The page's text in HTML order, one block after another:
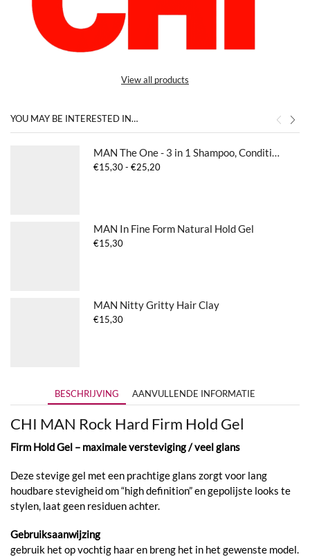
View all products
YOU MAY BE INTERESTED IN…
MAN The One - 3 in 1 Shampoo, Conditioner & Body Wash
€15,30- €25,20Prijsklasse:
MAN In Fine Form Natural Hold Gel
€15,30
MAN Nitty Gritty Hair Clay
€15,30
BESCHRIJVING AANVULLENDE INFORMATIE
CHI MAN Rock Hard Firm Hold Gel
Firm Hold Gel – maximale versteviging / veel glans
Deze stevige gel met een prachtige glans zorgt voor lang
houdbare stevigheid om “high definition” en gepolijste looks te
stylen, laat geen residuen achter.
Gebruiksaanwijzing
gebruik het op vochtig haar en breng het in het gewenste model.